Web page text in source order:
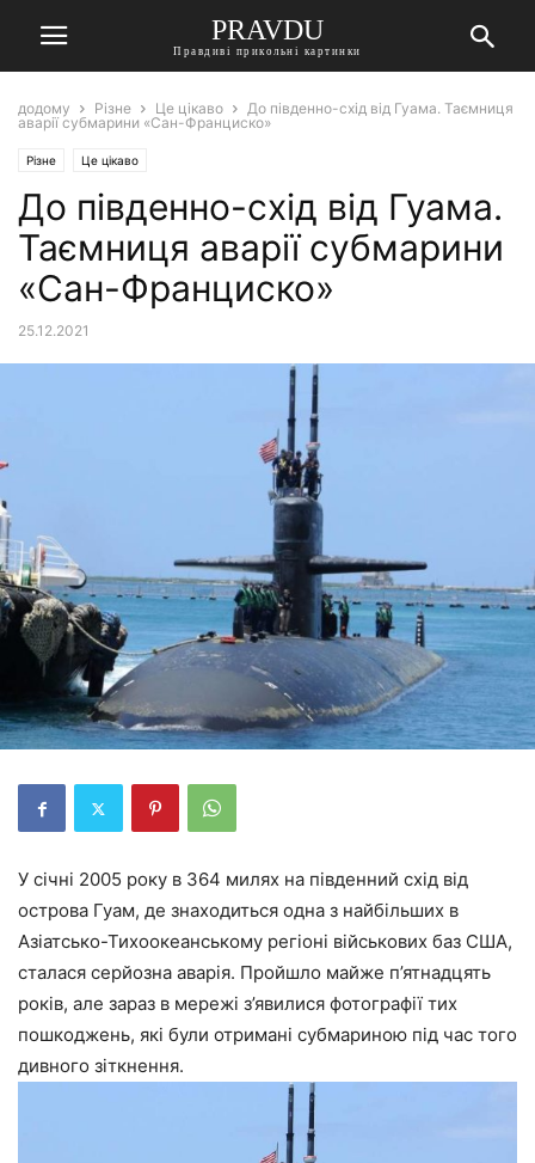
PRAVDU
Правдиві прикольні картинки
додому Різне Це цікаво
До південно-схід від Гуама. Таємниця
аварії субмарини «Сан-Франциско»
Різне Це цікаво
До південно-схід від Гуама.
Таємниця аварії субмарини
«Сан-Франциско»
25.12.2021
У січні 2005 року в 364 милях на південний схід від
острова Гуам, де знаходиться одна з найбільших в
Азіатсько-Тихоокеанському регіоні військових баз США,
сталася серйозна аварія. Пройшло майже п’ятнадцять
років, але зараз в мережі з’явилися фотографії тих
пошкоджень, які були отримані субмариною під час того
дивного зіткнення.